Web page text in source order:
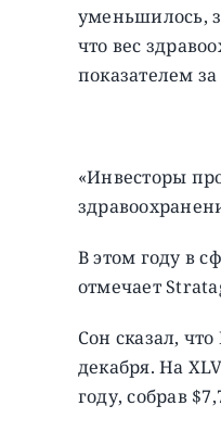
уменьшилось,
что вес
показателем за
«Инвесторы
В этом году в
отмечает
Сон сказал,
декабря. На
году, собрав